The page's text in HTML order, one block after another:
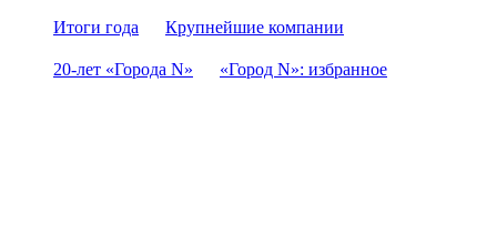
Итоги года
Крупнейшие компании
20-лет «Города N» «Город N»: избранное